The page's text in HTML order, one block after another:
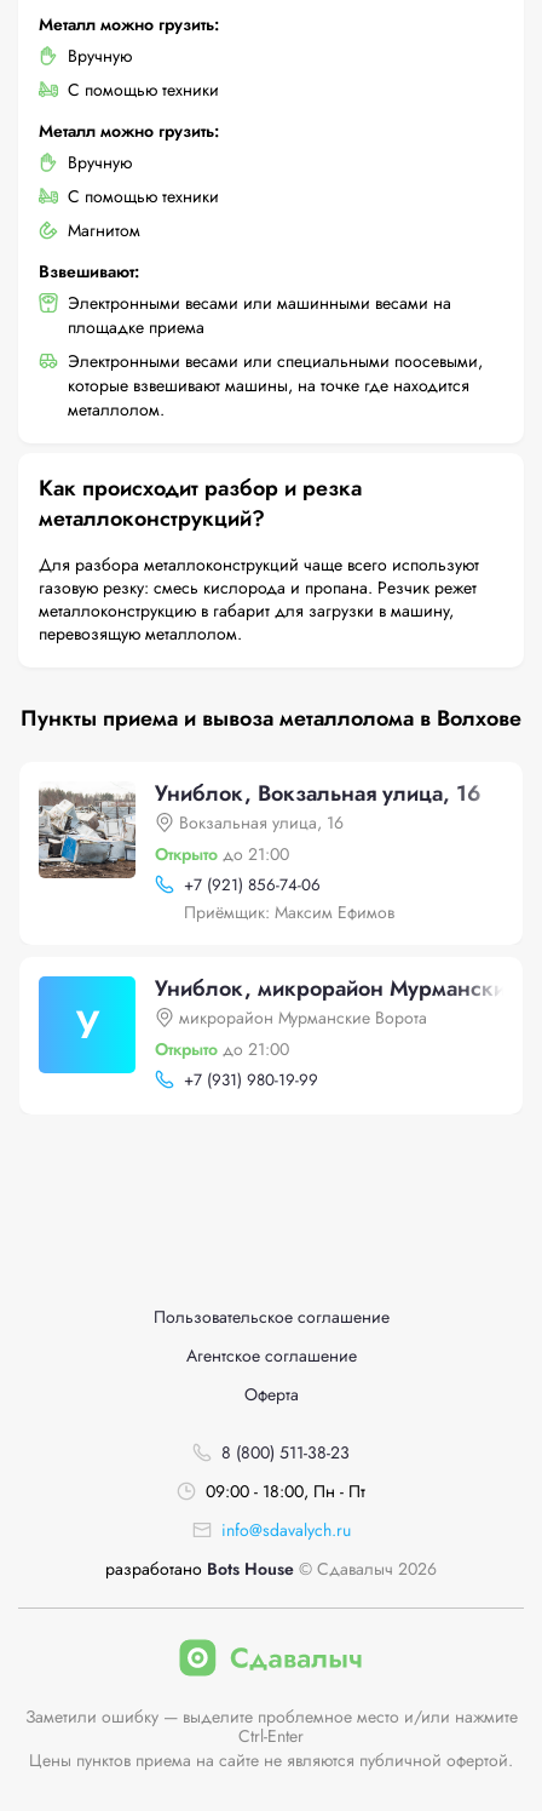
Металл можно грузить:
Вручную
С помощью техники
Металл можно грузить:
Вручную
С помощью техники
Магнитом
Взвешивают:
Электронными весами или машинными весами на
площадке приема
Электронными весами или специальными поосевыми,
которые взвешивают машины, на точке где находится
металлолом.
Как происходит разбор и резка
металлоконструкций?
Для разбора металлоконструкций чаще всего используют
газовую резку: смесь кислорода и пропана. Резчик режет
металлоконструкцию в габарит для загрузки в машину,
перевозящую металлолом.
Пункты приема и вывоза металлолома в Волхове
Униблок, Вокзальная улица, 16
Вокзальная улица, 16
Открыто до 21:00
+7 (921) 856-74-06
Приёмщик: Максим Ефимов
У
Униблок, микрорайон Мурманские
микрорайон Мурманские Ворота
Открыто до 21:00
+7 (931) 980-19-99
Пользовательское соглашение
Агентское соглашение
Оферта
8 (800) 511-38-23
09:00 - 18:00, Пн - Пт
info@sdavalych.ru
разработано Bots House © Сдавалыч 2026
Заметили ошибку — выделите проблемное место и/или нажмите
Ctrl-Enter
Цены пунктов приема на сайте не являются публичной офертой.